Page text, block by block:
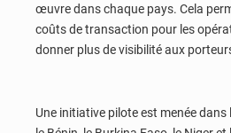
œuvre dans chaque pays. Cela
coûts de transaction pour les
donner plus de visibilité aux
Une initiative pilote est menée dans